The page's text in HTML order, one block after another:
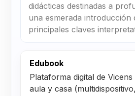
didácticas destinadas a
una esmerada
principales claves
Edubook
Plataforma digital de
aula y casa